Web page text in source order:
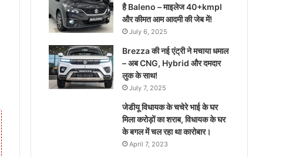
है Baleno – माइलेज 40+kmpl
और कीमत आम आदमी की जेब में!
July 6, 2025
Brezza की नई एंट्री ने मचाया धमाल
– अब CNG, Hybrid और दमदार
लुक के साथ!
July 7, 2025
जेडीयू विधायक के चचेरे भाई के घर
मिला करोड़ों का शराब, विधायक के घर
के बगल में चल रहा था कारोबार।
April 7, 2023